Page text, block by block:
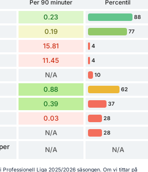
Per 90 minuter
Percentil
0.23 88
0.19 77
15.81 4
11.45 4
N/A 10
0.88 62
0.39 37
0.03 28
N/A 28
N/A N/A
Liga 2025/2026 säsongen. Om vi tittar på